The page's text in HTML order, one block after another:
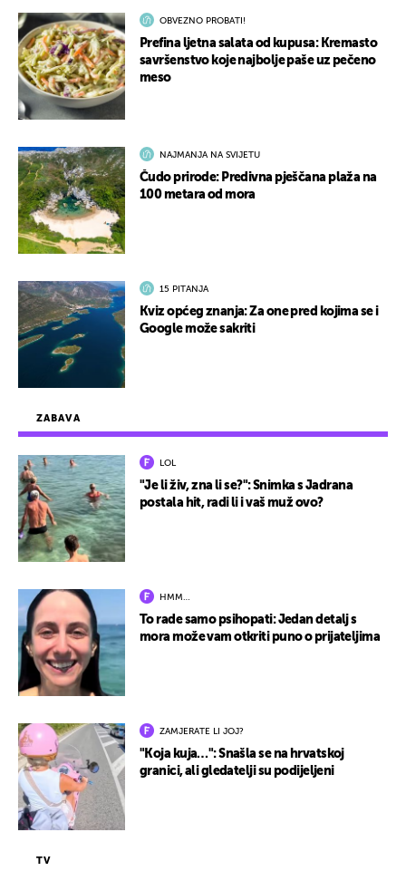
ZABAVA
LOL
"Je li živ, zna li se?": Snimka s Jadrana
postala hit, radi li i vaš muž ovo?
HMM…
To rade samo psihopati: Jedan detalj s
mora može vam otkriti puno o prijateljima
ZAMJERATE LI JOJ?
"Koja kuja…": Snašla se na hrvatskoj
granici, ali gledatelji su podijeljeni
TV
OBVEZNO PROBATI!
Prefina ljetna salata od kupusa: Kremasto
savršenstvo koje najbolje paše uz pečeno
meso
NAJMANJA NA SVIJETU
Čudo prirode: Predivna pješčana plaža na
100 metara od mora
15 PITANJA
Kviz općeg znanja: Za one pred kojima se i
Google može sakriti